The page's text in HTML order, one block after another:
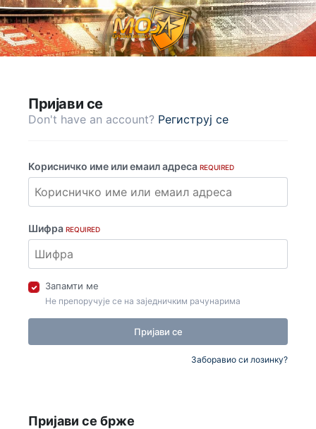
Пријави се
Don't have an account? Региструј се
Корисничко име или емаил адреса REQUIRED
Шифра REQUIRED
Запамти ме
Не препоручује се на заједничким рачунарима
Пријави се
Заборавио си лозинку?
Пријави се брже